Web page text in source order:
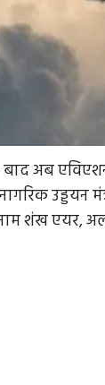
अब
उड्डयन
शंख एयर,